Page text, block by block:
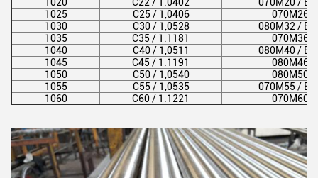
1025
C25 / 1,0406
070M26
1030
C30 / 1,0528
080M32 /
1035
C35 / 1.1181
070M36
1040
C40 / 1,0511
080M40 /
1045
C45 / 1.1191
080M46
1050
C50 / 1,0540
080M50
1055
C55 / 1,0535
070M55 /
1060
C60 / 1.1221 070M60